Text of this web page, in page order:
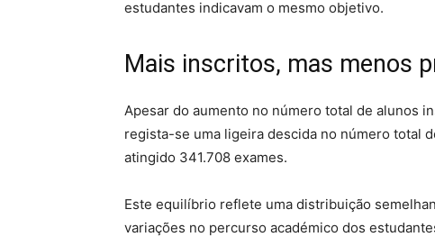
estudantes indicavam o mesmo objetivo.
Mais inscritos, mas menos
Apesar do aumento no número total de alunos
regista-se uma ligeira descida no número total
atingido 341.708 exames.
Este equilíbrio reflete uma distribuição
variações no percurso académico dos